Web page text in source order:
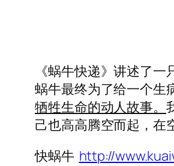
《蜗牛快递》讲述了
蜗牛最终为了给一个生
牺牲生命的动人故事。
己也高高腾空而起，在
快蜗牛 http://